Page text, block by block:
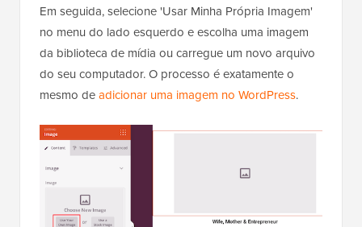
Em seguida, selecione 'Usar Minha Própria Imagem'
no menu do lado esquerdo e escolha uma imagem
da biblioteca de mídia ou carregue um novo arquivo
do seu computador. O processo é exatamente o
mesmo deadicionar uma imagem no WordPress.